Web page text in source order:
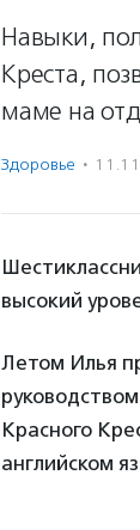
Навыки,
Креста,
маме на
Здоровье ·
высокий
Летом Илья
Красного
английском